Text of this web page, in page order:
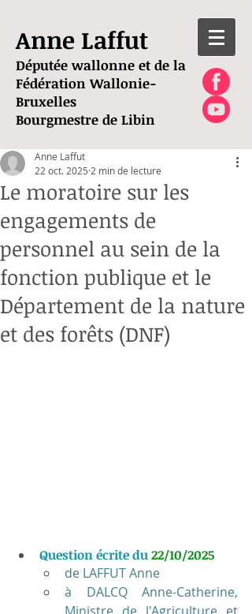
Anne Laffut
Députée wallonne et de la
Fédération Wallonie-
Bruxelles
Bourgmestre de Libin
Le moratoire sur les
engagements de
personnel au sein de la
fonction publique et le
Département de la nature
et des forêts (DNF)
Anne Laffut
22 oct. 2025 2 min de lecture
Question écrite du 22/10/2025
de LAFFUT Anne
à DALCQ Anne-Catherine,